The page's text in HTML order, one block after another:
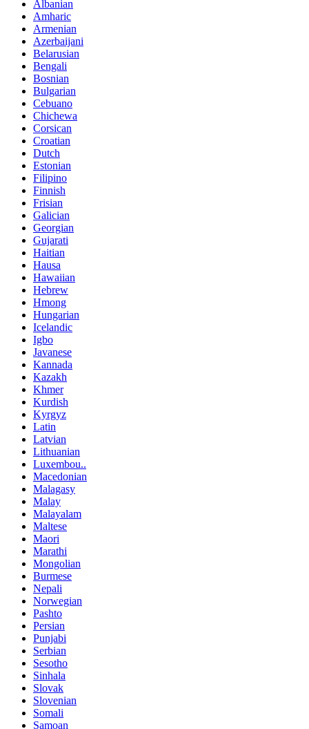
Albanian
Amharic
Armenian
Azerbaijani
Belarusian
Bengali
Bosnian
Bulgarian
Cebuano
Chichewa
Corsican
Croatian
Dutch
Estonian
Filipino
Finnish
Frisian
Galician
Georgian
Gujarati
Haitian
Hausa
Hawaiian
Hebrew
Hmong
Hungarian
Icelandic
Igbo
Javanese
Kannada
Kazakh
Khmer
Kurdish
Kyrgyz
Latin
Latvian
Lithuanian
Luxembou..
Macedonian
Malagasy
Malay
Malayalam
Maltese
Maori
Marathi
Mongolian
Burmese
Nepali
Norwegian
Pashto
Persian
Punjabi
Serbian
Sesotho
Sinhala
Slovak
Slovenian
Somali
Samoan